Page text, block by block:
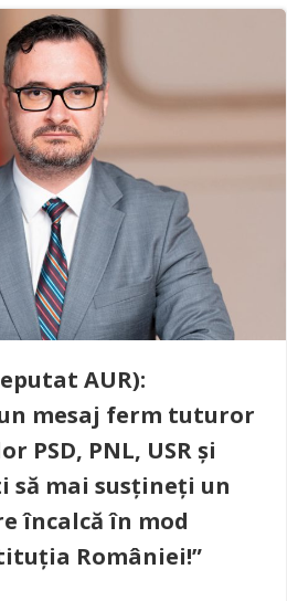
AUR):
mesaj ferm tuturor
PSD, PNL, USR și
să mai susțineți un
încalcă în mod
României!”